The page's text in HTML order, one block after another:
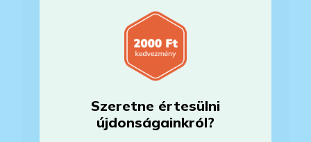
Bankkártyával tudok Önöknél
Hogyan tudom megrendelni a
kiszemelt laptopot?
Szeretne értesülni
újdonságainkról?